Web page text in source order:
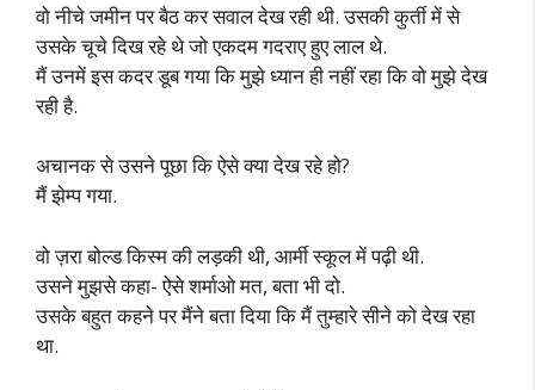
वो नीचे जमीन पर बैठ कर सवाल देख रही थी. उसकी कुर्ती में से
उसके चूचे दिख रहे थे जो एकदम गदराए हुए लाल थे.
मैं उनमें इस कदर डूब गया कि मुझे ध्यान ही नहीं रहा कि वो मुझे देख
रही है.
अचानक से उसने पूछा कि ऐसे क्या देख रहे हो?
मैं झेम्प गया.
वो ज़रा बोल्ड किस्म की लड़की थी, आर्मी स्कूल में पढ़ी थी.
उसने मुझसे कहा- ऐसे शर्माओ मत, बता भी दो.
उसके बहुत कहने पर मैंने बता दिया कि मैं तुम्हारे सीने को देख रहा
था.